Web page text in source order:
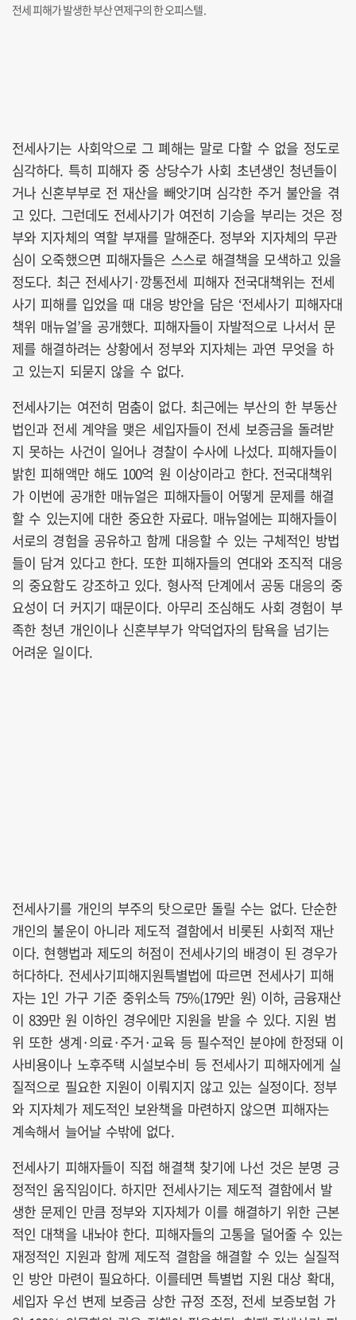
전세 피해가 발생한 부산 연제구의 한 오피스텔.
전세사기는 사회악으로 그 폐해는 말로 다할 수 없을 정도로
심각하다. 특히 피해자 중 상당수가 사회 초년생인 청년들이
거나 신혼부부로 전 재산을 빼앗기며 심각한 주거 불안을 겪
고 있다. 그런데도 전세사기가 여전히 기승을 부리는 것은 정
부와 지자체의 역할 부재를 말해준다. 정부와 지자체의 무관
심이 오죽했으면 피해자들은 스스로 해결책을 모색하고 있을
정도다. 최근 전세사기·깡통전세 피해자 전국대책위는 전세
사기 피해를 입었을 때 대응 방안을 담은 ‘전세사기 피해자대
책위 매뉴얼’을 공개했다. 피해자들이 자발적으로 나서서 문
제를 해결하려는 상황에서 정부와 지자체는 과연 무엇을 하
고 있는지 되묻지 않을 수 없다.
전세사기는 여전히 멈춤이 없다. 최근에는 부산의 한 부동산
법인과 전세 계약을 맺은 세입자들이 전세 보증금을 돌려받
지 못하는 사건이 일어나 경찰이 수사에 나섰다. 피해자들이
밝힌 피해액만 해도 100억 원 이상이라고 한다. 전국대책위
가 이번에 공개한 매뉴얼은 피해자들이 어떻게 문제를 해결
할 수 있는지에 대한 중요한 자료다. 매뉴얼에는 피해자들이
서로의 경험을 공유하고 함께 대응할 수 있는 구체적인 방법
들이 담겨 있다고 한다. 또한 피해자들의 연대와 조직적 대응
의 중요함도 강조하고 있다. 형사적 단계에서 공동 대응의 중
요성이 더 커지기 때문이다. 아무리 조심해도 사회 경험이 부
족한 청년 개인이나 신혼부부가 악덕업자의 탐욕을 넘기는
어려운 일이다.
전세사기를 개인의 부주의 탓으로만 돌릴 수는 없다. 단순한
개인의 불운이 아니라 제도적 결함에서 비롯된 사회적 재난
이다. 현행법과 제도의 허점이 전세사기의 배경이 된 경우가
허다하다. 전세사기피해지원특별법에 따르면 전세사기 피해
자는 1인 가구 기준 중위소득 75%(179만 원) 이하, 금융재산
이 839만 원 이하인 경우에만 지원을 받을 수 있다. 지원 범
위 또한 생계·의료·주거·교육 등 필수적인 분야에 한정돼 이
사비용이나 노후주택 시설보수비 등 전세사기 피해자에게 실
질적으로 필요한 지원이 이뤄지지 않고 있는 실정이다. 정부
와 지자체가 제도적인 보완책을 마련하지 않으면 피해자는
계속해서 늘어날 수밖에 없다.
전세사기 피해자들이 직접 해결책 찾기에 나선 것은 분명 긍
정적인 움직임이다. 하지만 전세사기는 제도적 결함에서 발
생한 문제인 만큼 정부와 지자체가 이를 해결하기 위한 근본
적인 대책을 내놔야 한다. 피해자들의 고통을 덜어줄 수 있는
재정적인 지원과 함께 제도적 결함을 해결할 수 있는 실질적
인 방안 마련이 필요하다. 이를테면 특별법 지원 대상 확대,
세입자 우선 변제 보증금 상한 규정 조정, 전세 보증보험 가